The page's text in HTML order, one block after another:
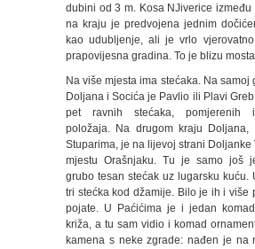
dubini od 3 m. Kosa NJiverice između
na kraju je predvojena jednim
kao udubljenje, ali je vrlo
prapovijesna gradina. To je blizu
Na više mjesta ima stećaka. Na samoj
Doljana i Socića je Pavlio ili Plavi
pet ravnih stećaka, pomjerenih
položaja. Na drugom kraju Doljana,
Stuparima, je na lijevoj strani Doljanke
mjestu Orašnjaku. Tu je samo još
grubo tesan stećak uz lugarsku kuću.
tri stećka kod džamije. Bilo je ih i više
pojate. U Paćićima je i jedan
križa, a tu sam vidio i komad
kamena s neke zgrade: nađen je na